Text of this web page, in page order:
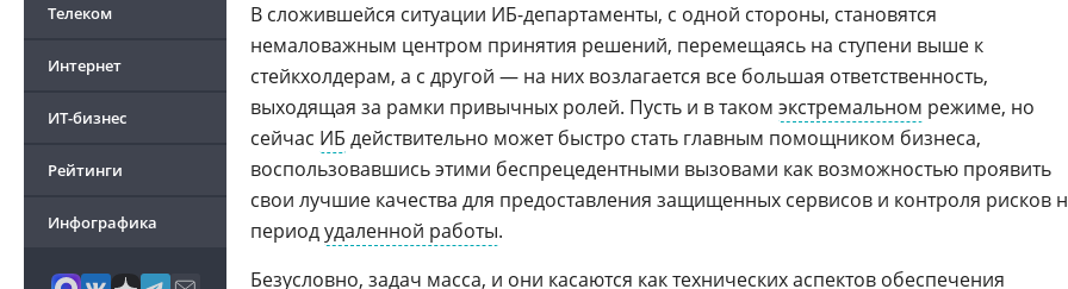
Телеком
Интернет
ИТ-бизнес
Рейтинги
Инфографика
В сложившейся ситуации ИБ-департаменты, с одной стороны, становятся
немаловажным центром принятия решений, перемещаясь на ступени выше к
стейкхолдерам, а с другой — на них возлагается все большая ответственность,
выходящая за рамки привычных ролей. Пусть и в таком экстремальном режиме, но
сейчас ИБ действительно может быстро стать главным помощником бизнеса,
воспользовавшись этими беспрецедентными вызовами как возможностью проявить
свои лучшие качества для предоставления защищенных сервисов и контроля рисков
периодудаленной работы.
Безусловно, задач масса, и они касаются как технических аспектов обеспечения